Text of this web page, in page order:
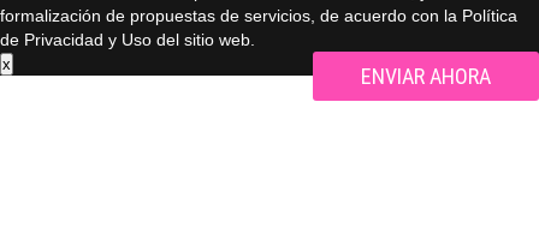
formalización de propuestas de servicios, de acuerdo con la Política
de Privacidad y Uso del sitio web.
x